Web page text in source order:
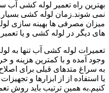
بهترین راه تعمیر لوله کشی
نمی شوند.زمان لوله کشی
میزان مصرفی ها بهینه سازی
های دیگر در لوله کشی و یا
تعمیرات لوله کشی آب تنها به
وجود آمده و با کمترین هزینه و
به سراغ متدهای قبلی برای
یا استفاده از از ابزارها و
کنیم.به همین ترتیب باید روش